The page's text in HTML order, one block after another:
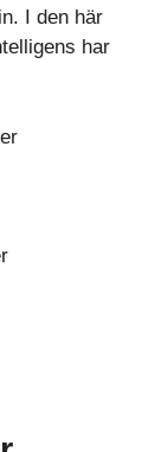
I den här
har